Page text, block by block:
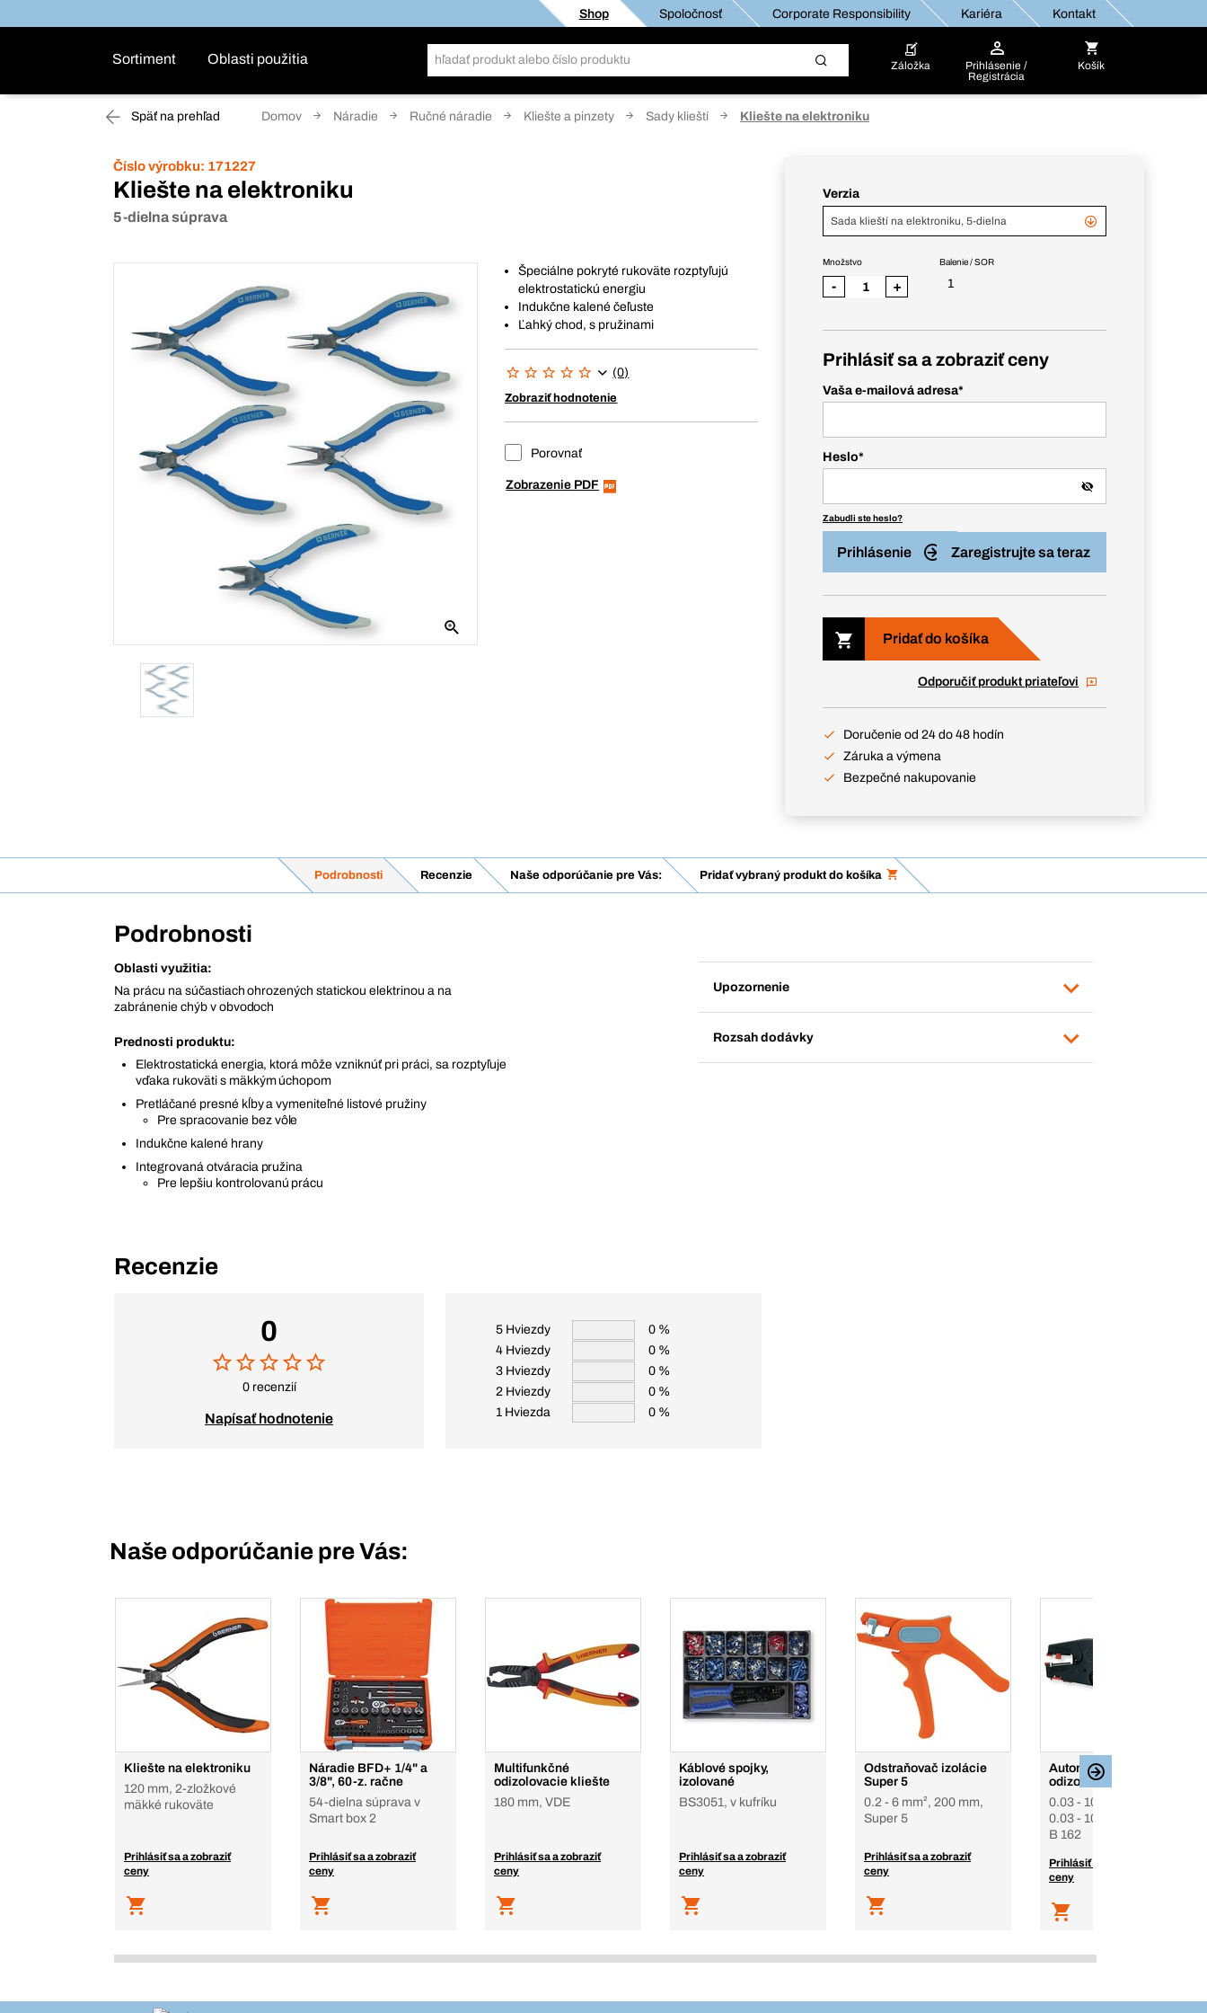
Shop Spoločnosť Corporate Responsibility Kariéra Kontakt
Sortiment Oblasti použitia Záložka
Prihlásenie /
Registrácia
Košík
Späť na prehľad Domov Náradie Ručné náradie Kliešte a pinzety Sady klieští Kliešte na elektroniku
Číslo výrobku: 171227
Kliešte na elektroniku
5-dielna súprava
Špeciálne pokryté rukoväte rozptyľujú
elektrostatickú energiu
Indukčne kalené čeľuste
Ľahký chod, s pružinami
(0)
Zobraziť hodnotenie
Porovnať
Zobrazenie PDF
Verzia
Sada klieští na elektroniku, 5-dielna
Balenie / SOR
1
Množstvo
- +
Prihlásiť sa a zobraziť ceny
Vaša e-mailová adresa*
Heslo*
Zabudli ste heslo?
Prihlásenie Zaregistrujte sa teraz
Pridať do košíka
Odporučiť produkt priateľovi
Doručenie od 24 do 48 hodín
Záruka a výmena
Bezpečné nakupovanie
Podrobnosti Recenzie Naše odporúčanie pre Vás: Pridať vybraný produkt do košíka
Podrobnosti
Oblasti využitia:
Na prácu na súčastiach ohrozených statickou elektrinou a na
zabránenie chýb v obvodoch
Prednosti produktu:
Elektrostatická energia, ktorá môže vzniknúť pri práci, sa rozptyľuje
vďaka rukoväti s mäkkým úchopom
Pretláčané presné kĺby a vymeniteľné listové pružiny
Pre spracovanie bez vôle
Indukčne kalené hrany
Integrovaná otváracia pružina
Pre lepšiu kontrolovanú prácu
Upozornenie
Rozsah dodávky
Recenzie
0
0 recenzií
Napísať hodnotenie
5 Hviezdy
0 %
4 Hviezdy
0 %
3 Hviezdy
0 %
2 Hviezdy
0 %
1 Hviezda
0 %
Naše odporúčanie pre Vás:
Kliešte na elektroniku
120 mm, 2-zložkové
mäkké rukoväte
Prihlásiť sa a zobraziť
ceny
Náradie BFD+ 1/4" a
3/8", 60-z. račne
54-dielna súprava v
Smart box 2
Prihlásiť sa a zobraziť
ceny
Multifunkčné
odizolovacie kliešte
180 mm, VDE
Prihlásiť sa a zobraziť
ceny
Káblové spojky,
izolované
BS3051, v kufríku
Prihlásiť sa a zobraziť
ceny
Odstraňovač izolácie
Super 5
0.2 - 6 mm², 200 mm,
Super 5
Prihlásiť sa a zobraziť
ceny
Automatické
odizolovacie kliešte
0.03 - 10 mm², 200 mm,
0.03 - 10 mm², 200 mm,
B 162
Prihlásiť sa a zobraziť
ceny